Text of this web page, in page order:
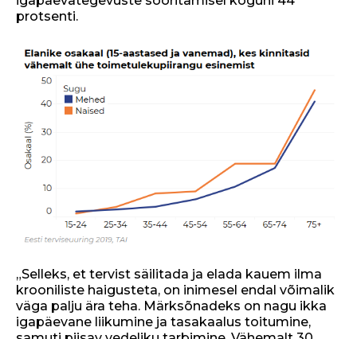
protsenti.
„Selleks, et tervist säilitada ja elada kauem ilma
krooniliste haigusteta, on inimesel endal võimalik
väga palju ära teha. Märksõnadeks on nagu ikka
igapäevane liikumine ja tasakaalus toitumine,